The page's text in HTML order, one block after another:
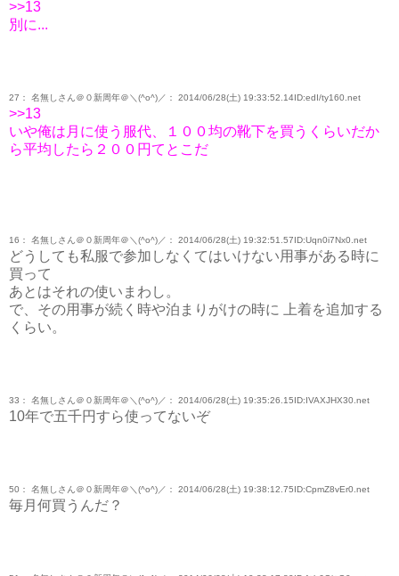
>>13
別に...
27： 名無しさん＠０新周年＠＼(^o^)／： 2014/06/28(土) 19:33:52.14ID:edI/ty160.net
>>13
いや俺は月に使う服代、１００均の靴下を買うくらいだか
ら平均したら２００円てとこだ
16： 名無しさん＠０新周年＠＼(^o^)／： 2014/06/28(土) 19:32:51.57ID:Uqn0i7Nx0.net
どうしても私服で参加しなくてはいけない用事がある時に
買って
あとはそれの使いまわし。
で、その用事が続く時や泊まりがけの時に 上着を追加する
くらい。
33： 名無しさん＠０新周年＠＼(^o^)／： 2014/06/28(土) 19:35:26.15ID:IVAXJHX30.net
10年で五千円すら使ってないぞ
50： 名無しさん＠０新周年＠＼(^o^)／： 2014/06/28(土) 19:38:12.75ID:CpmZ8vEr0.net
毎月何買うんだ？